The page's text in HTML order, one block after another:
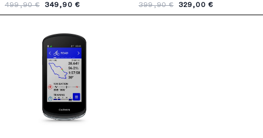
499,90 €
349,90 €
399,90 €
329,00 €